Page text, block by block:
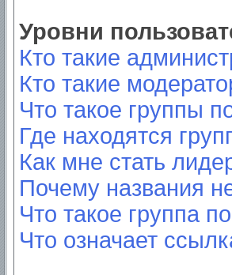
Уровни
Кто такие
Кто такие
Что такое группы
Где находятся
Как мне стать
Почему названия
Что такое группа
Что означает